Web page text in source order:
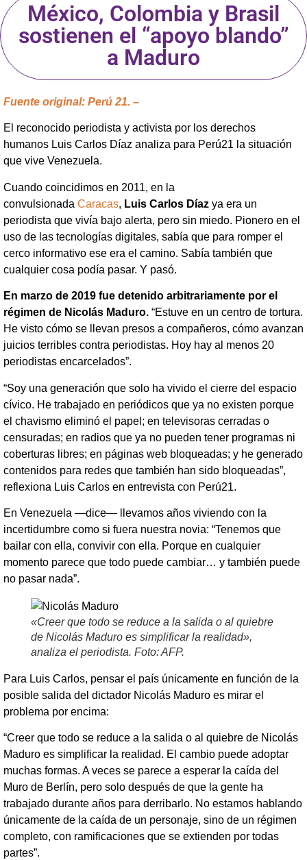
México, Colombia y Brasil
sostienen el “apoyo blando”
a Maduro
Fuente original: Perú 21. –
El reconocido periodista y activista por los derechos
humanos Luis Carlos Díaz analiza para Perú21 la situación
que vive Venezuela.
Cuando coincidimos en 2011, en la
convulsionada Caracas, Luis Carlos Díaz ya era un
periodista que vivía bajo alerta, pero sin miedo. Pionero en el
uso de las tecnologías digitales, sabía que para romper el
cerco informativo ese era el camino. Sabía también que
cualquier cosa podía pasar. Y pasó.
En marzo de 2019 fue detenido arbitrariamente por el
régimen de Nicolás Maduro. “Estuve en un centro de tortura.
He visto cómo se llevan presos a compañeros, cómo avanzan
juicios terribles contra periodistas. Hoy hay al menos 20
periodistas encarcelados”.
“Soy una generación que solo ha vivido el cierre del espacio
cívico. He trabajado en periódicos que ya no existen porque
el chavismo eliminó el papel; en televisoras cerradas o
censuradas; en radios que ya no pueden tener programas ni
coberturas libres; en páginas web bloqueadas; y he generado
contenidos para redes que también han sido bloqueadas”,
reflexiona Luis Carlos en entrevista con Perú21.
En Venezuela —dice— llevamos años viviendo con la
incertidumbre como si fuera nuestra novia: “Tenemos que
bailar con ella, convivir con ella. Porque en cualquier
momento parece que todo puede cambiar… y también puede
no pasar nada”.
«Creer que todo se reduce a la salida o al quiebre
de Nicolás Maduro es simplificar la realidad»,
analiza el periodista. Foto: AFP.
Para Luis Carlos, pensar el país únicamente en función de la
posible salida del dictador Nicolás Maduro es mirar el
problema por encima:
“Creer que todo se reduce a la salida o al quiebre de Nicolás
Maduro es simplificar la realidad. El cambio puede adoptar
muchas formas. A veces se parece a esperar la caída del
Muro de Berlín, pero solo después de que la gente ha
trabajado durante años para derribarlo. No estamos hablando
únicamente de la caída de un personaje, sino de un régimen
completo, con ramificaciones que se extienden por todas
partes”.